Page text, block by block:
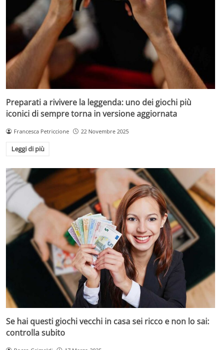
Preparati a rivivere la leggenda: uno dei giochi più
iconici di sempre torna in versione aggiornata
Francesca Petriccione 22 Novembre 2025
Leggi di più
Se hai questi giochi vecchi in casa sei ricco e non lo sai:
controlla subito